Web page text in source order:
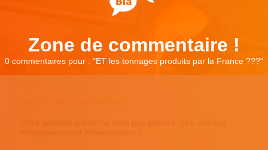
Zone de commentaire !
0 commentaires pour : "ET les tonnages produits par la France ???"